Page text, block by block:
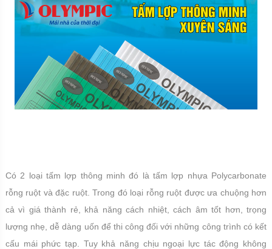
Có 2 loại tấm lợp thông minh đó là tấm lợp nhựa Polycarbonate
rỗng ruột và đặc ruột. Trong đó loại rỗng ruột được ưa chuộng hơn
cả vì giá thành rẻ, khả năng cách nhiệt, cách âm tốt hơn, trọng
lượng nhẹ, dễ dàng uốn để thi công đối với những công trình có kết
cấu mái phức tạp. Tuy khả năng chịu ngoại lực tác động không